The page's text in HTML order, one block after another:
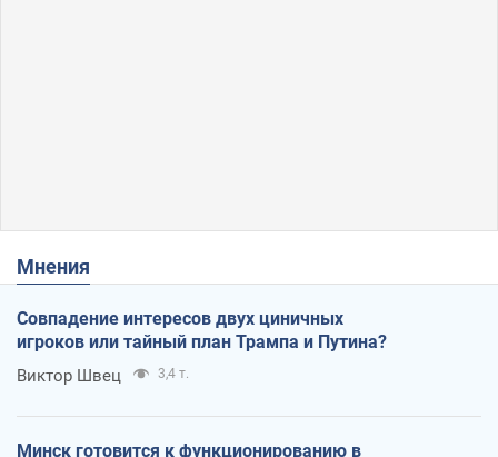
Мнения
Совпадение интересов двух циничных
игроков или тайный план Трампа и Путина?
Виктор Швец 3,4 т.
Минск готовится к функционированию в